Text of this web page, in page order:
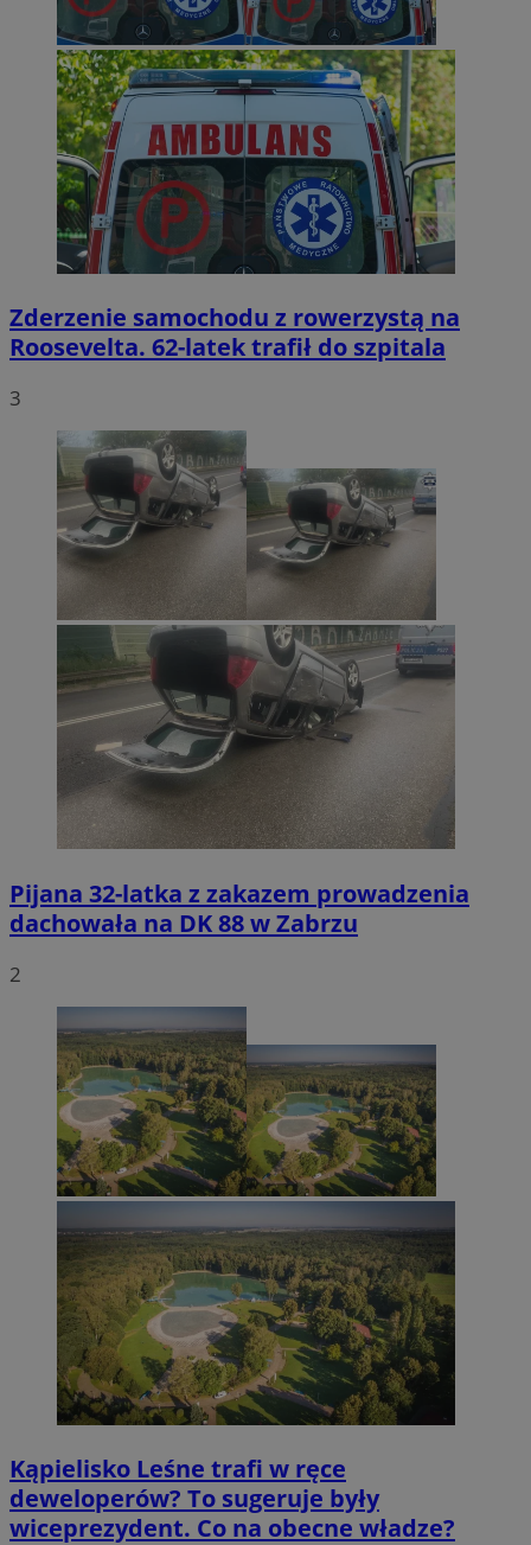
Zderzenie samochodu z rowerzystą na
Roosevelta. 62-latek trafił do szpitala
3
Pijana 32-latka z zakazem prowadzenia
dachowała na DK 88 w Zabrzu
2
Kąpielisko Leśne trafi w ręce
deweloperów? To sugeruje były
wiceprezydent. Co na obecne władze?